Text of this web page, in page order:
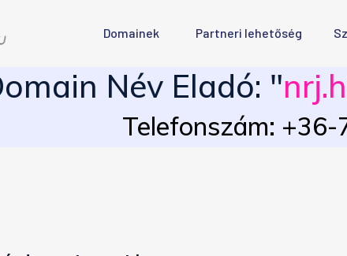
Domainek Partneri lehetőség
Név Eladó: "
Telefonszám: